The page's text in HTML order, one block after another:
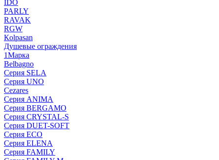
IDO
PARLY
RAVAK
RGW
Кolpasan
Душевые ограждения
1Марка
Belbagno
Серия SELA
Серия UNO
Cezares
Серия ANIMA
Серия BERGAMO
Серия CRYSTAL-S
Серия DUET-SOFT
Серия ECO
Серия ELENA
Серия FAMILY